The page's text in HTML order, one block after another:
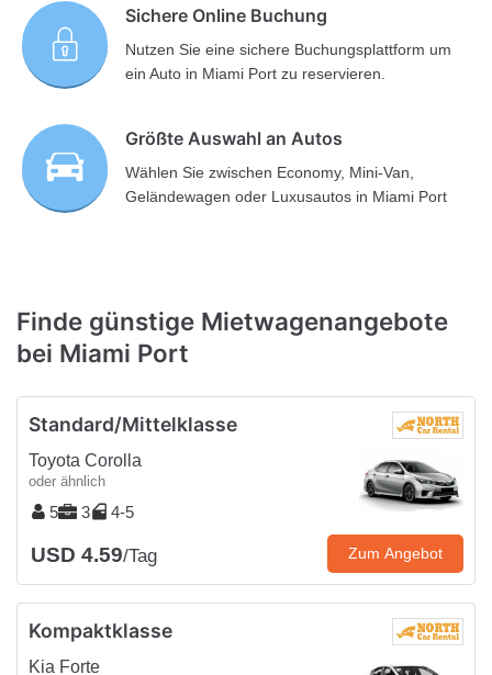
Sichere Online Buchung
Nutzen Sie eine sichere Buchungsplattform um
ein Auto in Miami Port zu reservieren.
Größte Auswahl an Autos
Wählen Sie zwischen Economy, Mini-Van,
Geländewagen oder Luxusautos in Miami Port
Finde günstige Mietwagenangebote
bei Miami Port
Standard/Mittelklasse
Toyota Corolla
oder ähnlich
5 3 4-5
USD 4.59/Tag Zum Angebot
Kompaktklasse
Kia Forte